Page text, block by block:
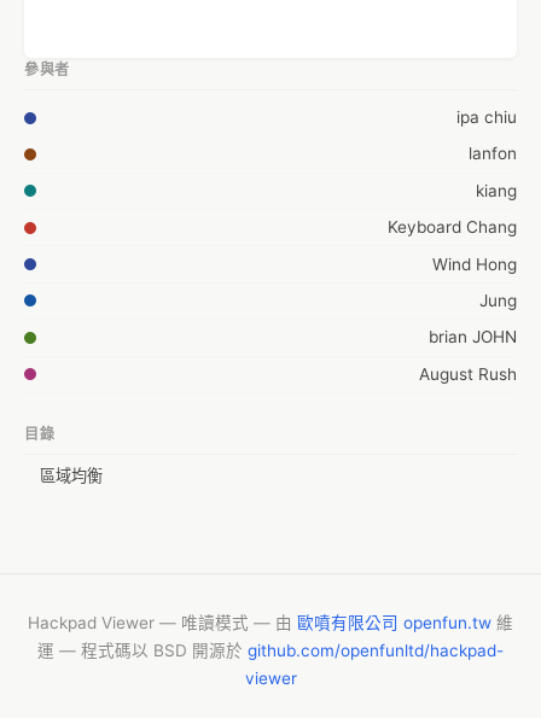
參與者
ipa chiu
lanfon
kiang
Keyboard Chang
Wind Hong
Jung
brian JOHN
August Rush
目錄
區域均衡
Hackpad Viewer — 唯讀模式 — 由 歐噴有限公司 openfun.tw 維
運 — 程式碼以 BSD 開源於 github.com/openfunltd/hackpad-
viewer